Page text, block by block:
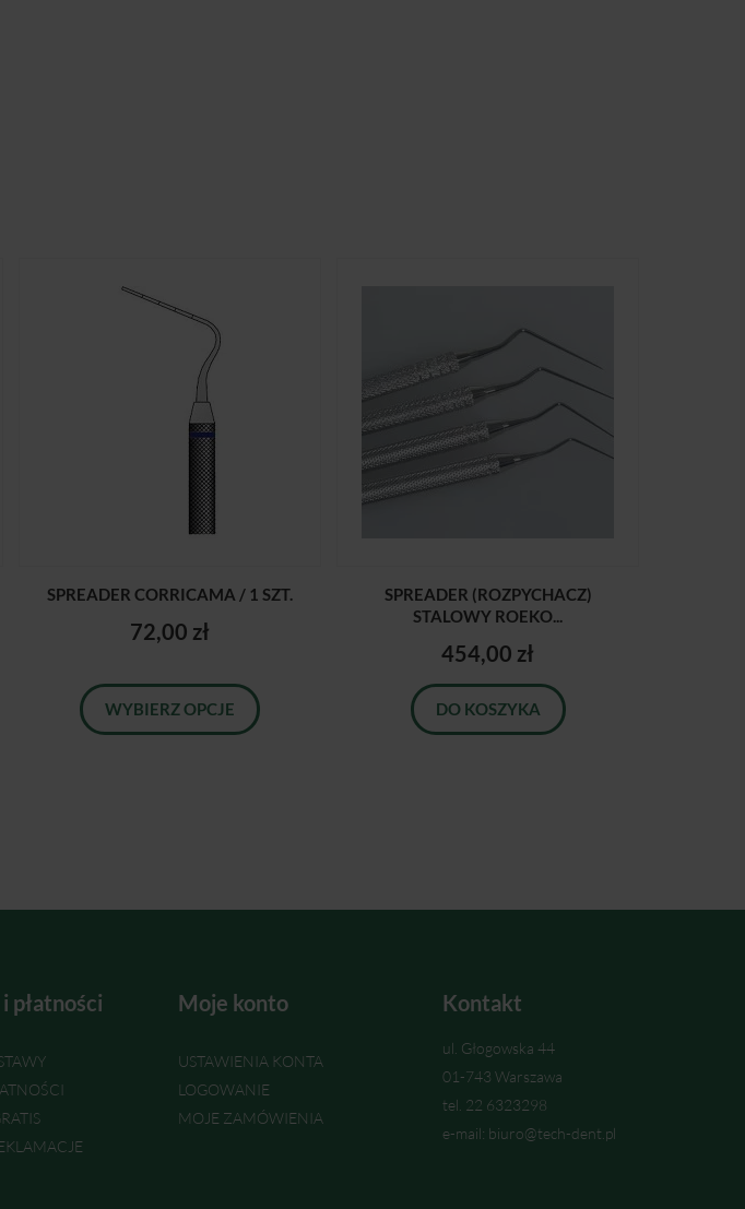
SPREADER CORRICAMA / 1 SZT.
72,00 zł
WYBIERZ OPCJE
SPREADER (ROZPYCHACZ)
STALOWY ROEKO...
454,00 zł
DO KOSZYKA
płatności Moje konto
USTAWIENIA KONTA
LOGOWANIE
MOJE ZAMÓWIENIA
Kontakt
ul. Głogowska 44
01-743 Warszawa
tel. 22 6323298
e-mail: biuro@tech-dent.pl